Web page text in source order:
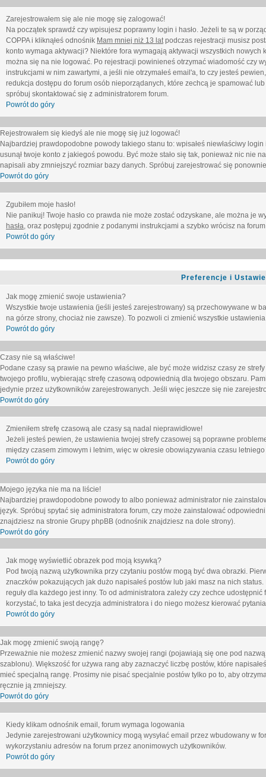
Zarejestrowałem się ale nie mogę się zalogować!
Na początek sprawdź czy wpisujesz poprawny login i hasło. Jeżeli te są w
COPPA i kliknąłeś odnośnik Mam mniej niż 13 latpodczas rejestracji musisz
konto wymaga aktywacji? Niektóre fora wymagają aktywacji wszystkich
można się na nie logować. Po rejestracji powinieneś otrzymać wiadomość czy
instrukcjami w nim zawartymi, a jeśli nie otrzymałeś email'a, to czy jesteś
redukcja dostępu do forum osób nieporządanych, które zechcą je spamować
spróbuj skontaktować się z administratorem forum.
Powrót do góry
Rejestrowałem się kiedyś ale nie mogę się już logować!
Najbardziej prawdopodobne powody takiego stanu to: wpisałeś niewłaściwy
usunął twoje konto z jakiegoś powodu. Być może stało się tak, ponieważ nic nie
napisali aby zmniejszyć rozmiar bazy danych. Spróbuj zarejestrować się
Powrót do góry
Zgubiłem moje hasło!
Nie panikuj! Twoje hasło co prawda nie może zostać odzyskane, ale można je
hasła, oraz postępuj zgodnie z podanymi instrukcjami a szybko wrócisz na forum
Powrót do góry
Preferencje i
Jak mogę zmienić swoje ustawienia?
Wszystkie twoje ustawienia (jeśli jesteś zarejestrowany) są przechowywane w
na górze strony, chociaż nie zawsze). To pozwoli ci zmienić wszystkie
Powrót do góry
Czasy nie są właściwe!
Podane czasy są prawie na pewno właściwe, ale być może widzisz czasy ze
twojego profilu, wybierając strefę czasową odpowiednią dla twojego obszaru.
jedynie przez użytkowników zarejestrowanych. Jeśli więc jeszcze się nie
Powrót do góry
Zmieniłem strefę czasową ale czasy są nadal nieprawidłowe!
Jeżeli jesteś pewien, że ustawienia twojej strefy czasowej są poprawne
między czasem zimowym i letnim, więc w okresie obowiązywania czasu
Powrót do góry
Mojego języka nie ma na liście!
Najbardziej prawdopodobne powody to albo ponieważ administrator nie
język. Spróbuj spytać się administratora forum, czy może zainstalować
znajdziesz na stronie Grupy phpBB (odnośnik znajdziesz na dole strony).
Powrót do góry
Jak mogę wyświetlić obrazek pod moją ksywką?
Pod twoją nazwą użytkownika przy czytaniu postów mogą być dwa obrazki.
znaczków pokazujących jak dużo napisałeś postów lub jaki masz na nich
reguły dla każdego jest inny. To od administratora zależy czy zechce
korzystać, to taka jest decyzja administratora i do niego możesz kierować
Powrót do góry
Jak mogę zmienić swoją rangę?
Przeważnie nie możesz zmienić nazwy swojej rangi (pojawiają się one pod
szablonu). Większość for używa rang aby zaznaczyć liczbę postów, które
mieć specjalną rangę. Prosimy nie pisać specjalnie postów tylko po to, aby
ręcznie ją zmniejszy.
Powrót do góry
Kiedy klikam odnośnik email, forum wymaga logowania
Jedynie zarejestrowani użytkownicy mogą wysyłać email przez wbudowany w
wykorzystaniu adresów na forum przez anonimowych użytkowników.
Powrót do góry